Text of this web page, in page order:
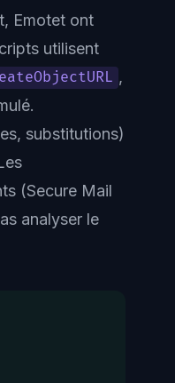
Emotet ont
utilisent
,
substitutions)
(Secure Mail
analyser le